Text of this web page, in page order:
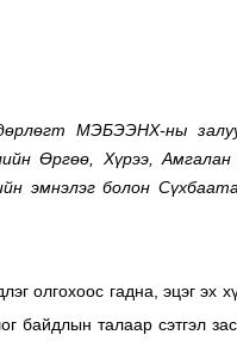
МЭБЭЭНХ-ны
Өргөө, Хүрээ,
эмнэлэг болон
олгохоос гадна, эцэг эх
байдлын талаар сэтгэл